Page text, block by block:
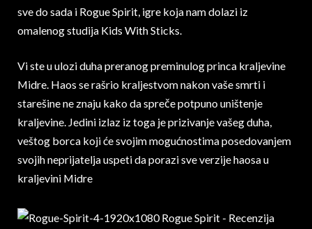
sve do sada i Rogue Spirit, igre koja nam dolazi iz
omalenog studija Kids With Sticks.
Vi ste u ulozi duha preranog preminulog princa kraljevine
Midre. Haos se rašrio kraljestvom nakon vaše smrti i
starešine ne znaju kako da spreče potpuno uništenje
kraljevine. Jedini izlaz iz toga je prizivanje vašeg duha,
veštog borca koji će svojim mogućnostima posedovanjem
svojih neprijatelja uspeti da porazi sve verzije haosa u
kraljevini Midre